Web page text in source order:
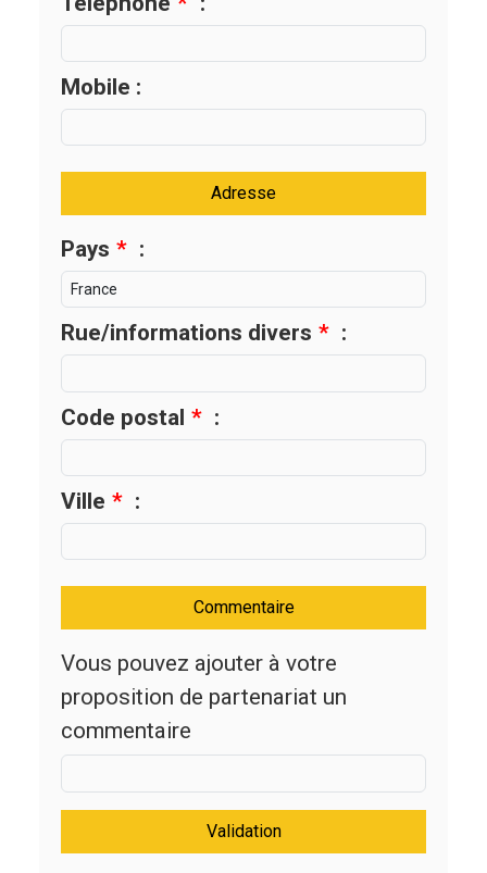
Mobile :
Adresse
Pays * :
Rue/informations divers * :
Code postal * :
Ville * :
Commentaire
Vous pouvez ajouter à votre
proposition de partenariat un
commentaire
Validation